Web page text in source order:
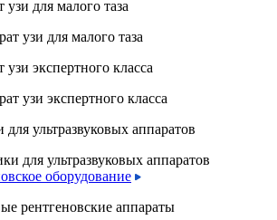
узи для малого таза
узи экспертного класса
для ультразвуковых аппаратов
оборудование
рентгеновские аппараты